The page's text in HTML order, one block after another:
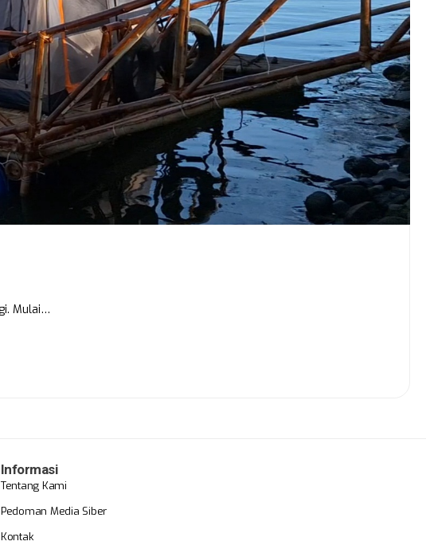
Mulai…
Informasi
Tentang Kami
Pedoman Media Siber
Kontak